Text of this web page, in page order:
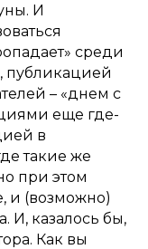
И
среди
публикацией
– «днем с
еще где-
в
такие же
при этом
и (возможно)
И, казалось бы,
Как вы